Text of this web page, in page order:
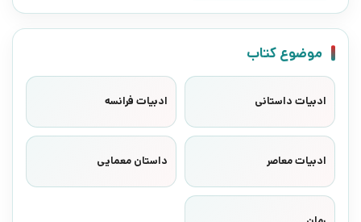
موضوع کتاب
ادبیات داستانی ادبیات فرانسه
ادبیات معاصر داستان معمایی